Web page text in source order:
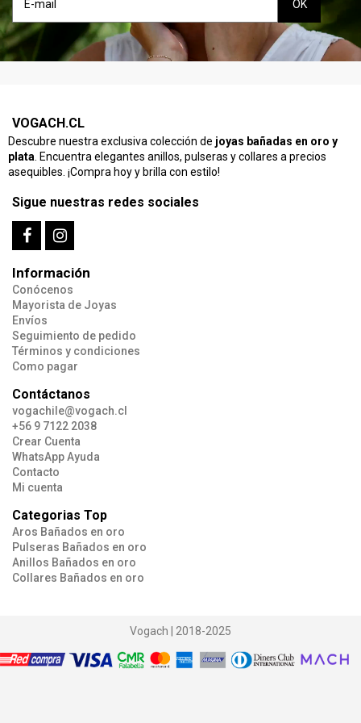
VOGACH.CL
Descubre nuestra exclusiva colección de joyas bañadas en oro y
plata. Encuentra elegantes anillos, pulseras y collares a precios
asequibles. ¡Compra hoy y brilla con estilo!
Sigue nuestras redes sociales
Información
Conócenos
Mayorista de Joyas
Envíos
Seguimiento de pedido
Términos y condiciones
Como pagar
Contáctanos
vogachile@vogach.cl
+56 9 7122 2038
Crear Cuenta
WhatsApp Ayuda
Contacto
Mi cuenta
Categorias Top
Aros Bañados en oro
Pulseras Bañados en oro
Anillos Bañados en oro
Collares Bañados en oro
Vogach | 2018-2025